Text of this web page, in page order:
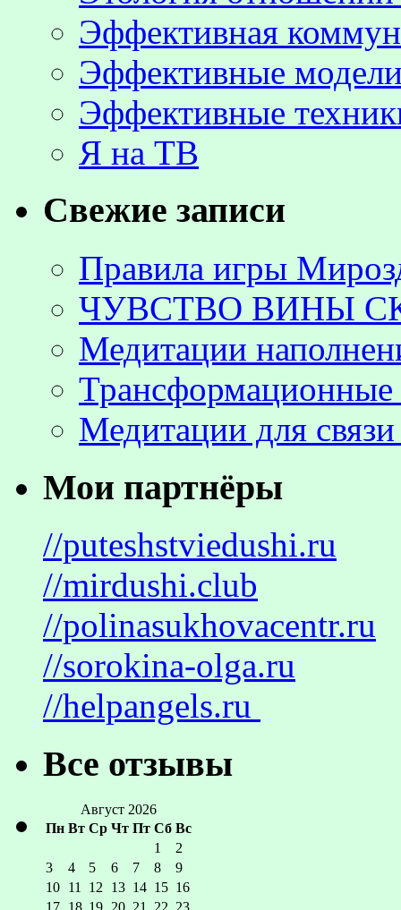
Эффективная
Эффективные
Эффективные
Я на ТВ
Свежие записи
Правила игры
ЧУВСТВО ВИНЫ
Медитации
Трансформационные
Медитации для
Мои партнёры
//puteshstviedushi.ru
//mirdushi.club
//polinasukhovacentr.ru
//sorokina-olga.ru
//helpangels.ru
Все отзывы
Август 2026
Пн Вт Ср Чт Пт Сб Вс
1
2
3
4 5 6 7 8
9
10 11 12 13 14 15 16
17 18 19 20 21 22 23